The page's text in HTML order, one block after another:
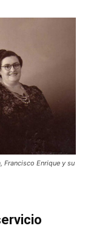
Francisco Enrique y su